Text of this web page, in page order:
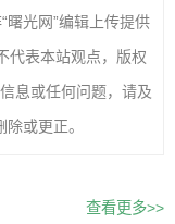
曙光网”编辑上传提供
代表本站观点，版权
息或任何问题，请及
或更正。
查看更多>>